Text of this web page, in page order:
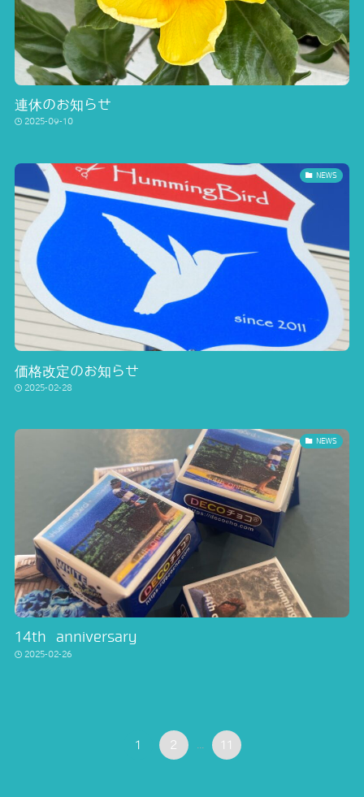
連休のお知らせ
2025-09-10
NEWS
価格改定のお知らせ
2025-02-28
NEWS
14th anniversary
2025-02-26
1 2 ... 11